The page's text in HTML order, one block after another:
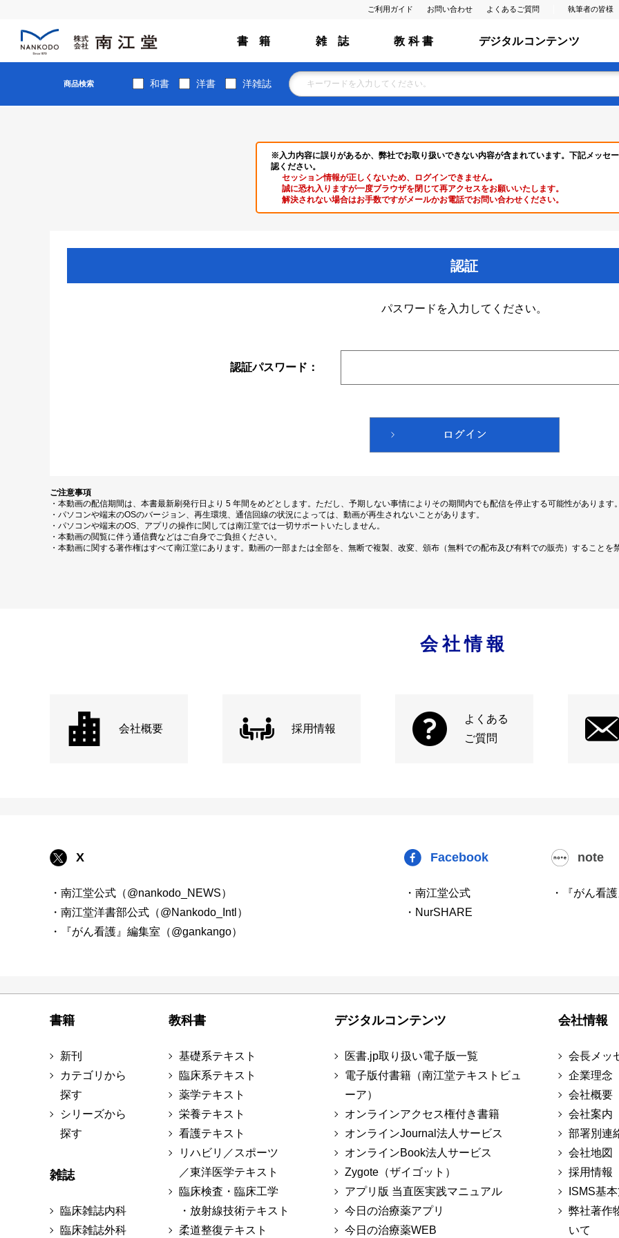
ご利用ガイド お問い合わせ よくあるご質問 執筆者の皆様
書 籍 雑 誌 教 科 書 デジタルコンテンツ
商品検索 和書 洋書 洋雑誌
※入力内容に誤りがあるか、弊社でお取り扱いできない内容が含まれています。下記メッセ
認ください。
セッション情報が正しくないため、ログインできません｡
誠に恐れ入りますが一度ブラウザを閉じて再アクセスをお願いいたします。
解決されない場合はお手数ですがメールかお電話でお問い合わせください。
認証
パスワードを入力してください。
認証パスワード：
ご注意事項
・本動画の配信期間は、本書最新刷発行日より 5 年間をめどとします。ただし、予期しない事情によりその期間内でも配信を停止する可能性があります。
・パソコンや端末のOSのバージョン、再生環境、通信回線の状況によっては、動画が再生されないことがあります。
・パソコンや端末のOS、アプリの操作に関しては南江堂では一切サポートいたしません。
・本動画の閲覧に伴う通信費などはご自身でご負担ください。
・本動画に関する著作権はすべて南江堂にあります。動画の一部または全部を、無断で複製、改変、頒布（無料での配布及び有料での販売）することを
会社情報
会社概要 採用情報
よくある
ご質問
X
・南江堂公式（@nankodo_NEWS）
・南江堂洋書部公式（@Nankodo_Intl）
・『がん看護』編集室（@gankango）
Facebook
・南江堂公式
・NurSHARE
note
・『がん看
書籍
新刊
カテゴリから
探す
シリーズから
探す
雑誌
臨床雑誌内科
臨床雑誌外科
教科書
基礎系テキスト
臨床系テキスト
薬学テキスト
栄養テキスト
看護テキスト
リハビリ／スポーツ
／東洋医学テキスト
臨床検査・臨床工学
・放射線技術テキスト
柔道整復テキスト
デジタルコンテンツ
医書.jp取り扱い電子版一覧
電子版付書籍（南江堂テキストビュ
ーア）
オンラインアクセス権付き書籍
オンラインJournal法人サービス
オンラインBook法人サービス
Zygote（ザイゴット）
アプリ版 当直医実践マニュアル
今日の治療薬アプリ
今日の治療薬WEB
会社情報
会長メッ
企業理念
会社概要
会社案内
部署別連
会社地図
採用情報
ISMS基
弊社著作
いて